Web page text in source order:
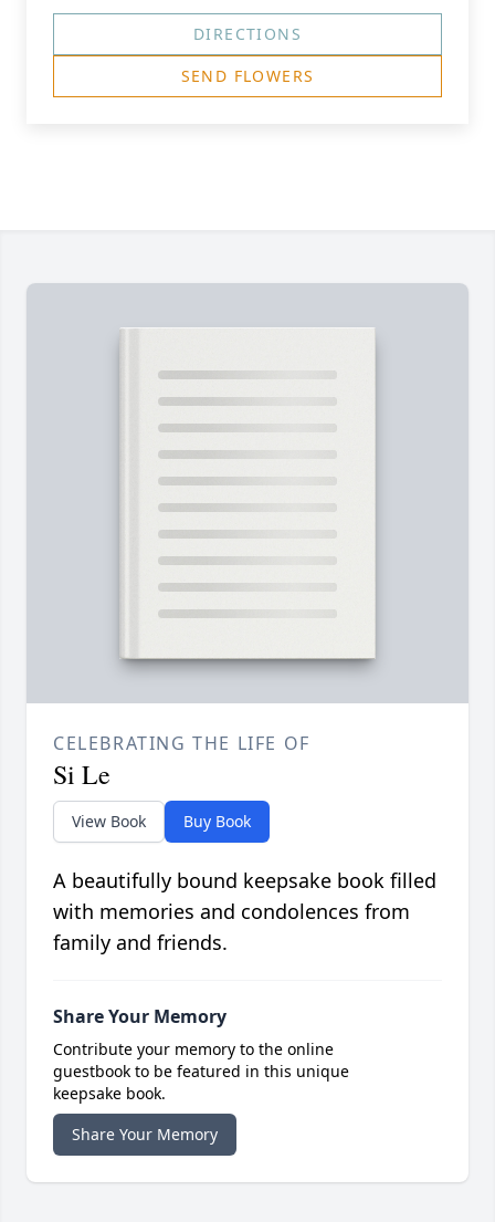
DIRECTIONS
SEND FLOWERS
CELEBRATING THE LIFE OF
Si Le
View Book Buy Book
A beautifully bound keepsake book filled
with memories and condolences from
family and friends.
Share Your Memory
Contribute your memory to the online
guestbook to be featured in this unique
keepsake book.
Share Your Memory